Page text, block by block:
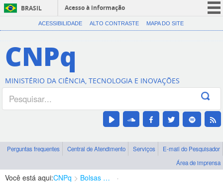
BRASIL
Acesso à informação
CORONAVÍRUS (COVID-19)
Canais
ACESSIBILIDADE ALTO CONTRASTE MAPA DO SITE
CNPq
MINISTÉRIO DA CIÊNCIA, TECNOLOGIA E INOVAÇÕES
Perguntas frequentes Central de Atendimento Serviços
E-mail do Pesquisador
Área de imprensa
Você está aqui:CNPq Bolsas e Auxílios Vigentes